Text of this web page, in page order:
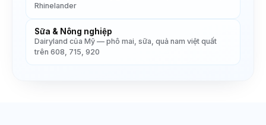
Rhinelander
Sữa & Nông nghiệp
Dairyland của Mỹ — phô mai, sữa, quả nam việt quất
trên 608, 715, 920